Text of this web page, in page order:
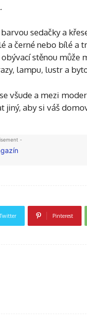
sedačky a
černé nebo bílé a
stěnou může
lampu, lustr a
všude a mezi
aby si váš
-
Twitter Pinterest